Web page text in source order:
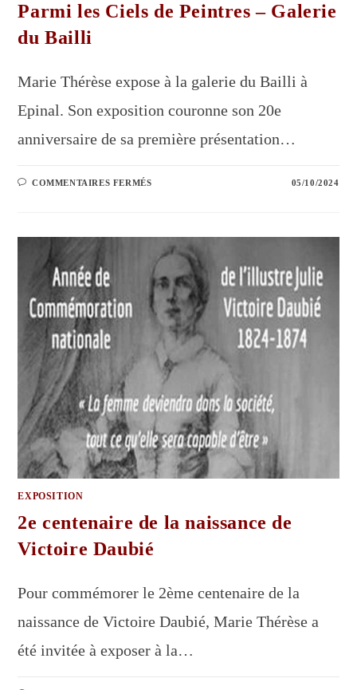
Parmi les Ciels de Peintres – Galerie
du Bailli
Marie Thérèse expose à la galerie du Bailli à
Epinal. Son exposition couronne son 20e
anniversaire de sa première présentation…
COMMENTAIRES FERMÉS 05/10/2024
EXPOSITION
2e centenaire de la naissance de
Victoire Daubié
Pour commémorer le 2ème centenaire de la
naissance de Victoire Daubié, Marie Thérèse a
été invitée à exposer à la…